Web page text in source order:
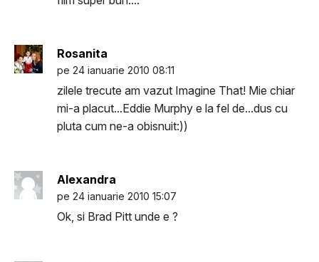
Rosanita
pe 24 ianuarie 2010 08:11
zilele trecute am vazut Imagine That! Mie chiar
mi-a placut...Eddie Murphy e la fel de...dus cu
pluta cum ne-a obisnuit:))
Alexandra
pe 24 ianuarie 2010 15:07
Ok, si Brad Pitt unde e ?